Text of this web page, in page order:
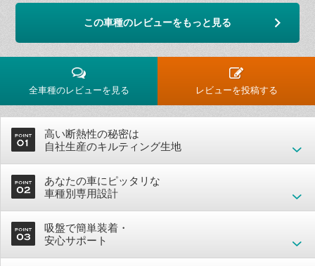
この車種のレビューをもっと見る
全車種のレビューを見る レビューを投稿する
高い断熱性の秘密は
自社生産のキルティング生地
あなたの車にピッタリな
車種別専用設計
吸盤で簡単装着・
安心サポート